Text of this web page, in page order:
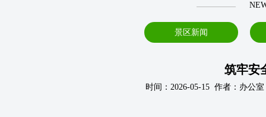
景区新闻
筑牢安
时间：2026-05-15 作者：办公